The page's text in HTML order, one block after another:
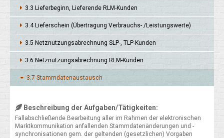
3.3 Liefer­beginn, Liefer­ende RLM-Kunden
3.4 Liefer­schein (Übertra­gung Verbrauchs- /Leis­tungs­werte)
3.5 Netz­nutzungs­abrech­nung SLP-, TLP-Kun­den
3.6 Netznut­zungs­abrech­nung RLM-Kunden
3.7 Stamm­daten­austausch
Beschreibung der Aufgaben/Tätigkeiten:
Fallabschließende Bearbeitung aller im Rahmen der elektronischen
Marktkommunikation anfallenden Stammdatenänderungen und -
synchronisationen gem. der geltenden (gesetzlichen) Vorgaben